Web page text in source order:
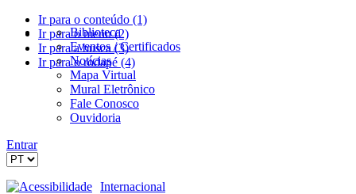
Ir para o conteúdo (1)
Ir para o menu (2)
Ir para a busca (3)
Ir para o rodapé (4)
Biblioteca
Eventos / Certificados
Notícias
Mapa Virtual
Mural Eletrônico
Fale Conosco
Ouvidoria
Entrar
Acessibilidade Internacional